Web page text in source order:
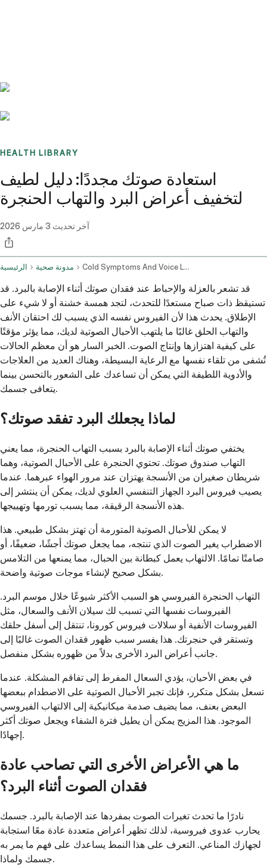
HEALTH LIBRARY
استعادة صوتك مجددًا: دليل لطيف
لتخفيف أعراض البرد والتهاب الحنجرة
آخر تحديث 3 مارس 2026
الرئيسية مدونة صحية Cold Symptoms And Voice Loss Home Remedies And Otc Medications
قد تشعر بالعزلة والإحباط عند فقدان صوتك أثناء الإصابة بالبرد. قد
تستيقظ ذات صباح مستعدًا للتحدث، لتجد همسة خشنة أو لا شيء على
الإطلاق. يحدث هذا لأن الفيروس نفسه الذي يسبب لك احتقان الأنف
والتهاب الحلق غالبًا ما يلتهب الأحبال الصوتية لديك، مما يؤثر مؤقتًا
على كيفية اهتزازها وإنتاج الصوت. الخبر السار هو أن معظم الحالات
تُشفى من تلقاء نفسها مع الرعاية البسيطة، وهناك العديد من العلاجات
والأدوية اللطيفة التي يمكن أن تساعدك على الشعور بالتحسن بينما
يتعافى جسمك.
لماذا يجعلك البرد تفقد صوتك؟
يختفي صوتك أثناء الإصابة بالبرد بسبب التهاب الحنجرة، مما يعني
التهاب صندوق صوتك. تحتوي الحنجرة على الأحبال الصوتية، وهما
شريطان صغيران من الأنسجة يهتزان عند مرور الهواء عبرهما. عندما
يصيب فيروس البرد الجهاز التنفسي العلوي لديك، يمكن أن ينتشر إلى
هذه الأنسجة الرقيقة، مما يسبب تورمها وتهييجها.
لا يمكن للأحبال الصوتية المتورمة أن تهتز بشكل طبيعي. هذا
الاضطراب يغير الصوت الذي تنتجه، مما يجعل صوتك أجشًا، ضعيفًا، أو
صامتًا تمامًا. الالتهاب يعمل كبطانة بين الحبال، مما يمنعها من التلامس
بشكل صحيح لإنشاء موجات صوتية واضحة.
التهاب الحنجرة الفيروسي هو السبب الأكثر شيوعًا خلال موسم البرد.
الفيروسات نفسها التي تسبب لك سيلان الأنف والسعال، مثل
الفيروسات الأنفية أو سلالات فيروس كورونا، تنتقل إلى أسفل حلقك
وتستقر في حنجرتك. هذا يفسر سبب ظهور فقدان الصوت غالبًا إلى
جانب أعراض البرد الأخرى بدلاً من ظهوره بشكل منفصل.
في بعض الأحيان، يؤدي السعال المفرط إلى تفاقم المشكلة. عندما
تسعل بشكل متكرر، فإنك تجبر الأحبال الصوتية على الاصطدام ببعضها
البعض بعنف، مما يضيف صدمة ميكانيكية إلى الالتهاب الفيروسي
الموجود. هذا المزيج يمكن أن يطيل فترة الشفاء ويجعل صوتك أكثر
إجهادًا.
ما هي الأعراض الأخرى التي تصاحب عادة
فقدان الصوت أثناء البرد؟
نادرًا ما تحدث تغيرات الصوت بمفردها عند الإصابة بالبرد. جسمك
يحارب عدوى فيروسية، لذلك تظهر أعراض متعددة عادة معًا استجابة
لجهازك المناعي. التعرف على هذا النمط يساعدك على فهم ما يمر به
جسمك ولماذا.